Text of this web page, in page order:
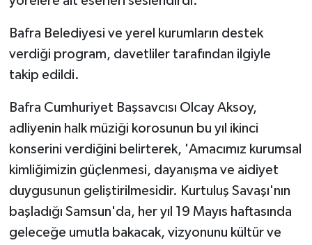
Bafra Belediyesi ve yerel kurumların destek
verdiği program, davetliler tarafından ilgiyle
takip edildi.
Bafra Cumhuriyet Başsavcısı Olcay Aksoy,
adliyenin halk müziği korosunun bu yıl ikinci
konserini verdiğini belirterek, 'Amacımız kurumsal
kimliğimizin güçlenmesi, dayanışma ve aidiyet
duygusunun geliştirilmesidir. Kurtuluş Savaşı'nın
başladığı Samsun'da, her yıl 19 Mayıs haftasında
geleceğe umutla bakacak, vizyonunu kültür ve